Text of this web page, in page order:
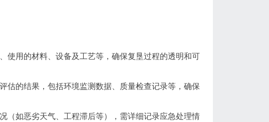
使用的材料、设备及工艺等，确保复垦过程的透明和可
估的结果，包括环境监测数据、质量检查记录等，确保
（如恶劣天气、工程滞后等），需详细记录应急处理情